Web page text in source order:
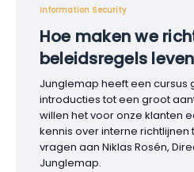
Information Security
Hoe maken we
beleidsregels
Junglemap heeft een cursus
introducties tot een groot
willen het voor onze klanten
kennis over interne richtlijnen
vragen aan Niklas Rosén,
Junglemap.